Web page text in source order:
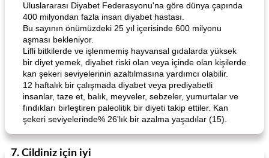
Uluslararası Diyabet Federasyonu'na göre dünya çapında
400 milyondan fazla insan diyabet hastası.
Bu sayının önümüzdeki 25 yıl içerisinde 600 milyonu
aşması bekleniyor.
Lifli bitkilerde ve işlenmemiş hayvansal gıdalarda yüksek
bir diyet yemek, diyabet riski olan veya içinde olan kişilerde
kan şekeri seviyelerinin azaltılmasına yardımcı olabilir.
12 haftalık bir çalışmada diyabet veya prediyabetli
insanlar, taze et, balık, meyveler, sebzeler, yumurtalar ve
fındıkları birleştiren paleolitik bir diyeti takip ettiler. Kan
şekeri seviyelerinde% 26'lık bir azalma yaşadılar (15).
7. Cildiniz için iyi